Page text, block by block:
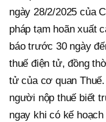
ngày 28/2/2025 của
pháp tạm hoãn xuất
báo trước 30 ngày
thuế điện tử, đồng
tử của cơ quan
người nộp thuế biết
ngay khi có kế